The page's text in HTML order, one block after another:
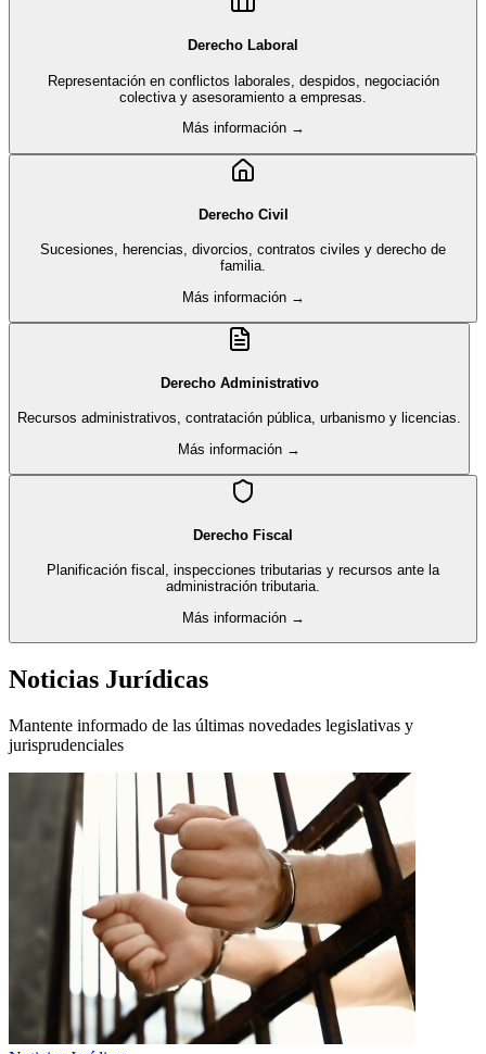
Derecho Laboral
Representación en conflictos laborales, despidos, negociación
colectiva y asesoramiento a empresas.
Más información →
Derecho Civil
Sucesiones, herencias, divorcios, contratos civiles y derecho de
familia.
Más información →
Derecho Administrativo
Recursos administrativos, contratación pública, urbanismo y licencias.
Más información →
Derecho Fiscal
Planificación fiscal, inspecciones tributarias y recursos ante la
administración tributaria.
Más información →
Noticias Jurídicas
Mantente informado de las últimas novedades legislativas y
jurisprudenciales